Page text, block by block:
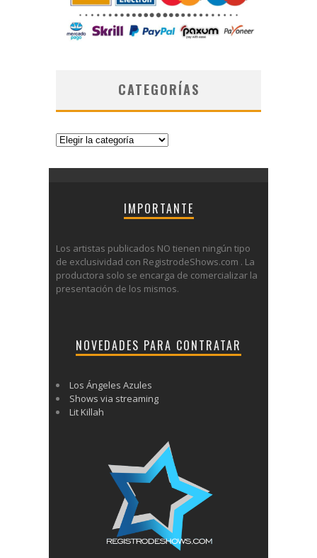
CATEGORÍAS
Categorías
IMPORTANTE
Los artistas publicados NO tienen ningún tipo
de exclusividad con RegistrodeShows.com . La
productora solo se encarga de comercializar la
presentación de los mismos.
NOVEDADES PARA CONTRATAR
Los Ángeles Azules
Shows via streaming
Lit Killah